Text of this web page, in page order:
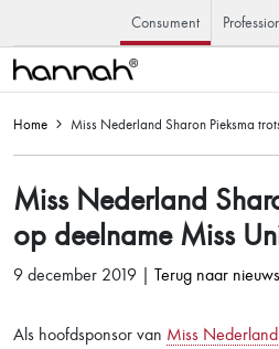
Consument
Home Miss Nederland Sharon Pieksma
Miss Nederland
op deelname Miss
9 december 2019 | Terug naar
Als hoofdsponsor van Miss Nederland